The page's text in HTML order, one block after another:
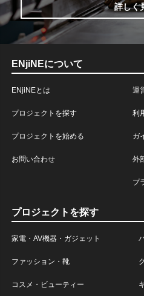
詳しく
ENjiNEについて
ENjiNEとは
プロジェクトを探す
プロジェクトを始める
お問い合わせ
運
利
ガ
外
プ
プロジェクトを探す
家電・AV機器・ガジェット
ファッション・靴
コスメ・ビューティー